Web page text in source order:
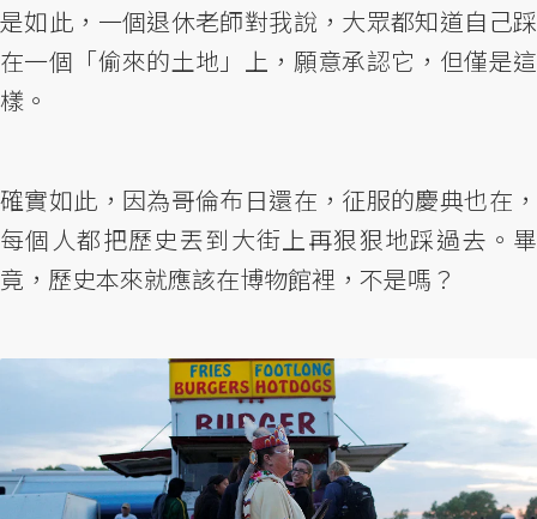
是如此，一個退休老師對我說，大眾都知道自己踩
在一個「偷來的土地」上，願意承認它，但僅是這
樣。
確實如此，因為哥倫布日還在，征服的慶典也在，
每個人都把歷史丟到大街上再狠狠地踩過去。畢
竟，歷史本來就應該在博物館裡，不是嗎？